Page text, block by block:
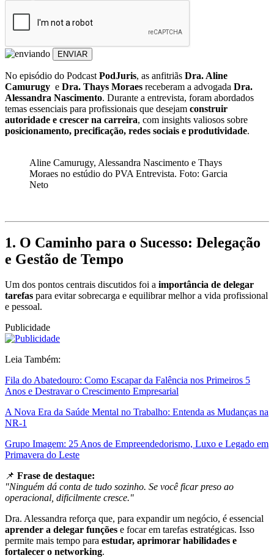
ENVIAR
No episódio do Podcast PodJuris, as anfitriãs Dra. Aline
Camurugy e Dra. Thays Moraes receberam a advogada Dra.
Alessandra Nascimento. Durante a entrevista, foram abordados
temas essenciais para profissionais que desejam construir
autoridade e crescer na carreira, com insights valiosos sobre
posicionamento, precificação, redes sociais e produtividade.
Aline Camurugy, Alessandra Nascimento e Thays
Moraes no estúdio do PVA Entrevista. Foto: Garcia
Neto
1. O Caminho para o Sucesso: Delegação
e Gestão de Tempo
Um dos pontos centrais discutidos foi a importância de delegar
tarefas para evitar sobrecarga e equilibrar melhor a vida profissional
e pessoal.
Publicidade
Leia Também:
Fila do Abatedouro: Como Escapar da Falência nos Primeiros 5
Anos e Destravar o Crescimento Empresarial
A Nova Era da Saúde Mental no Trabalho: Entenda as Mudanças na
NR-1
Grupo Imagem: 25 Anos de Empreendedorismo, Luxo e Legado em
Primavera do Leste
📌 Frase de destaque:
"Ninguém dá conta de tudo sozinho. Se você ficar preso ao
operacional, dificilmente cresce."
Dra. Alessandra reforça que, para expandir um negócio, é essencial
aprender a delegar funções e focar em tarefas estratégicas. Isso
permite mais tempo para estudar, aprimorar habilidades e
fortalecer o networking.